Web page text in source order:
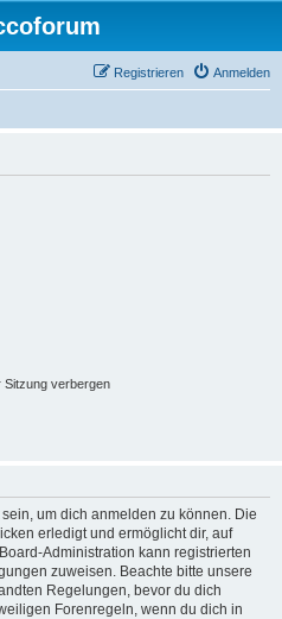
Anmelden
Registrieren
Sitzung verbergen
um dich anmelden zu können. Die
erledigt und ermöglicht dir, auf
Administration kann registrierten
zuweisen. Beachte bitte unsere
Regelungen, bevor du dich
Forenregeln, wenn du dich in